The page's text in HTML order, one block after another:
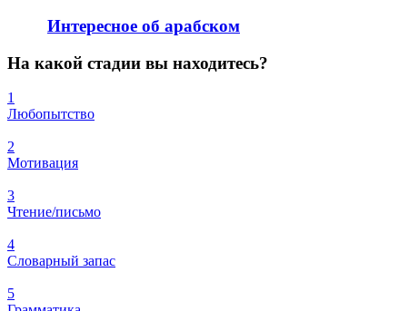
Интересное об арабском
На какой стадии вы находитесь?
1
Любопытство
2
Мотивация
3
Чтение/письмо
4
Словарный запас
5